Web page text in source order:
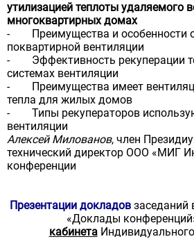
утилизацией теплоты удаляемого
многоквартирных домах
- Преимущества и особенности
поквартирной вентиляции
- Эффективность рекуперации
системах вентиляции
- Преимущества имеет
тепла для жилых домов
- Типы рекуператоров
вентиляции
Алексей Милованов, член
технический директор ООО «МИГ
конференции
Презентации докладов заседаний
«Доклады
кабинета